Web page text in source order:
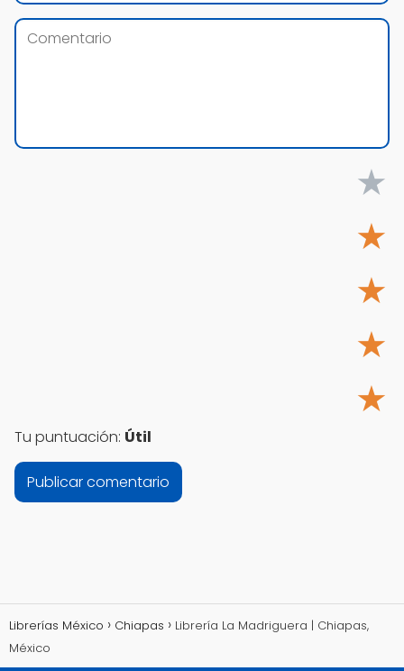
★
★
★
★
★
Tu puntuación: Útil
Librerías México Chiapas
Librería La Madriguera | Chiapas,
México